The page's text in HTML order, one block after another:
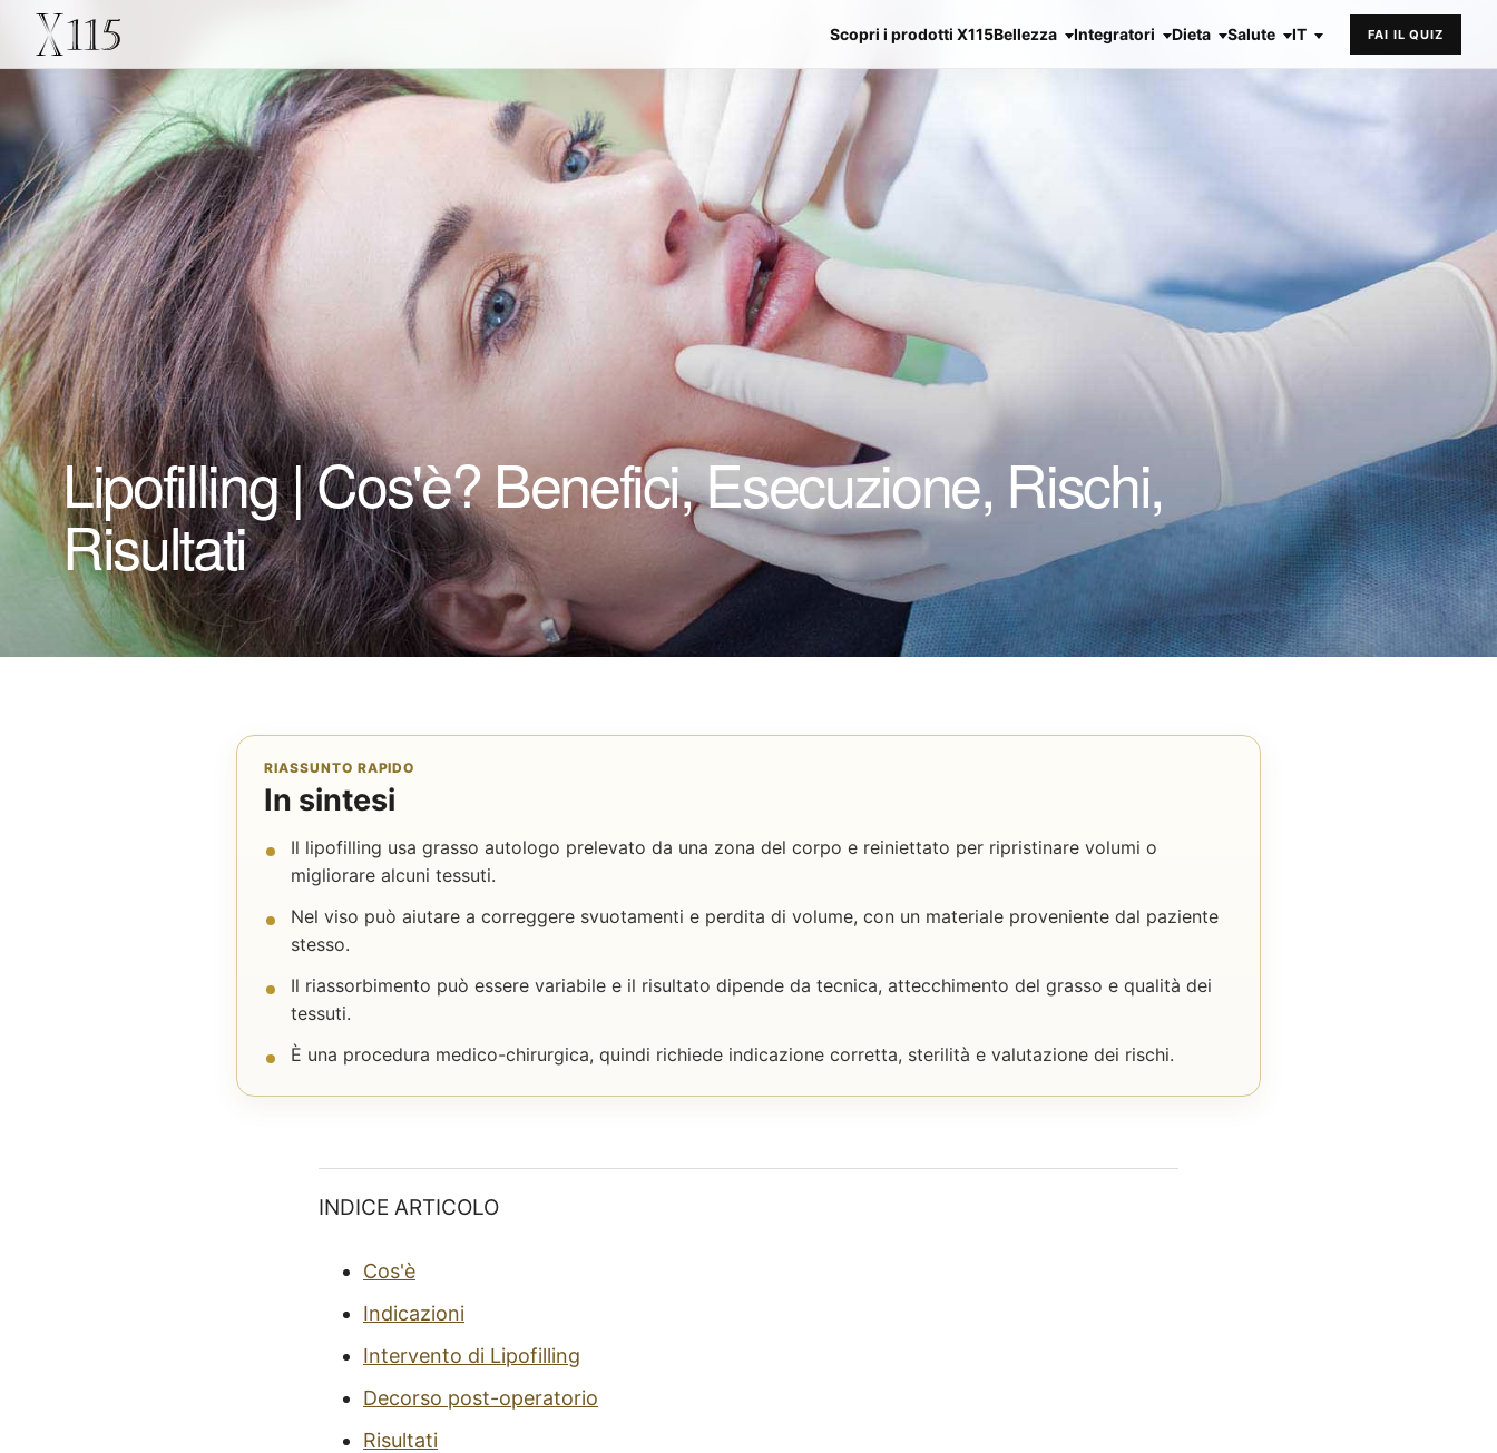
Scopri i prodotti X115Bellezza Integratori Dieta Salute IT FAI IL QUIZ
Lipofilling | Cos'è? Benefici, Esecuzione, Rischi,
Risultati
RIASSUNTO RAPIDO
In sintesi
Il lipofilling usa grasso autologo prelevato da una zona del corpo e reiniettato per ripristinare volumi o
migliorare alcuni tessuti.
Nel viso può aiutare a correggere svuotamenti e perdita di volume, con un materiale proveniente dal paziente
stesso.
Il riassorbimento può essere variabile e il risultato dipende da tecnica, attecchimento del grasso e qualità dei
tessuti.
È una procedura medico-chirurgica, quindi richiede indicazione corretta, sterilità e valutazione dei rischi.
INDICE ARTICOLO
Cos'è
Indicazioni
Intervento di Lipofilling
Decorso post-operatorio
Risultati